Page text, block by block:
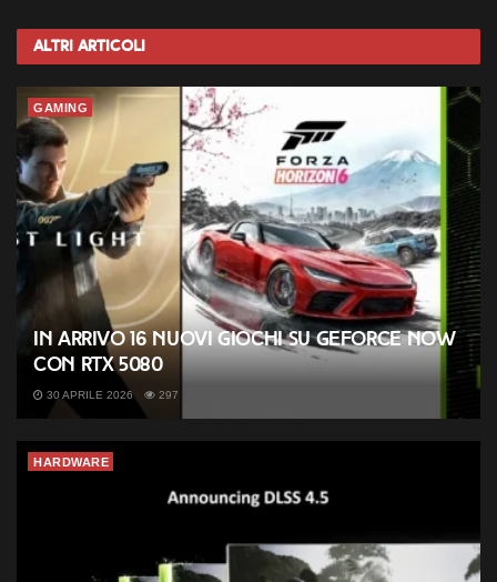
Altri Articoli
GAMING
In arrivo 16 nuovi giochi su GeForce NOW
con RTX 5080
30 APRILE 2026 297
HARDWARE